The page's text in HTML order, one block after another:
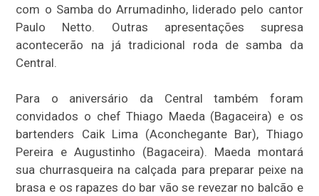
com o Samba do Arrumadinho, liderado pelo cantor
Paulo Netto. Outras apresentações supresa
acontecerão na já tradicional roda de samba da
Central.
Para o aniversário da Central também foram
convidados o chef Thiago Maeda (Bagaceira) e os
bartenders Caik Lima (Aconchegante Bar), Thiago
Pereira e Augustinho (Bagaceira). Maeda montará
sua churrasqueira na calçada para preparar peixe na
brasa e os rapazes do bar vão se revezar no balcão e